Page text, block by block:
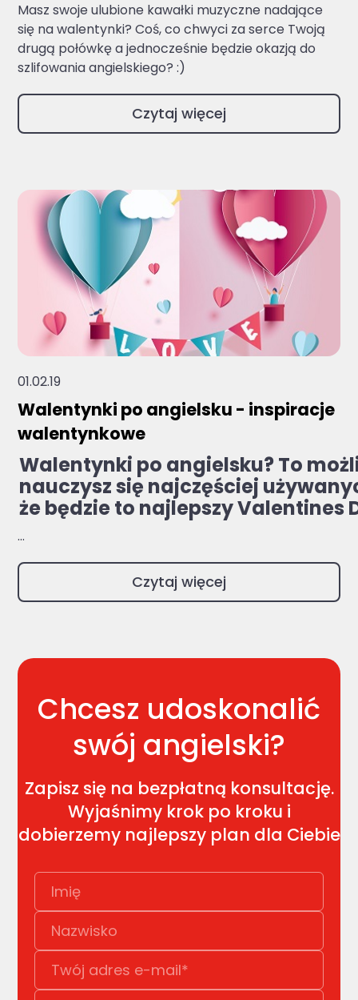
Masz swoje ulubione kawałki muzyczne nadające
się na walentynki? Coś, co chwyci za serce Twoją
drugą połówkę a jednocześnie będzie okazją do
szlifowania angielskiego? :)
Czytaj więcej
01.02.19
Walentynki po angielsku - inspiracje
walentynkowe
Walentynki po angielsku? To
nauczysz się najczęściej
że będzie to najlepszy Valentines
...
Czytaj więcej
Chcesz udoskonalić
swój angielski?
Zapisz się na bezpłatną konsultację.
Wyjaśnimy krok po kroku i
dobierzemy najlepszy plan dla Ciebie